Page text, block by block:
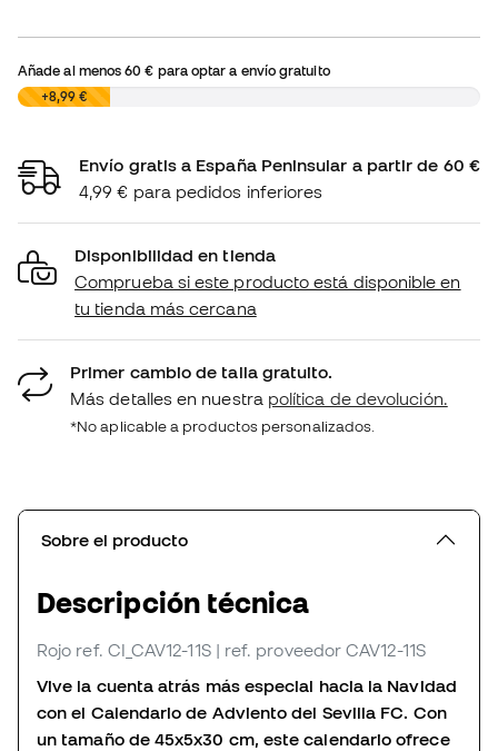
Añade al menos60 € para optar a envío gratuito
0,00 €+8,99 €
Envío gratis a España Peninsular a partir de 60 €
4,99 € para pedidos inferiores
Disponibilidad en tienda
Comprueba si este producto está disponible en
tu tienda más cercana
Primer cambio de talla gratuito.
Más detalles en nuestra política de devolución.
*No aplicable a productos personalizados.
Sobre el producto
Descripción técnica
Rojo ref. CI_CAV12-11S | ref. proveedor CAV12-11S
Vive la cuenta atrás más especial hacia la Navidad
con el Calendario de Adviento del Sevilla FC. Con
un tamaño de 45x5x30 cm, este calendario ofrece